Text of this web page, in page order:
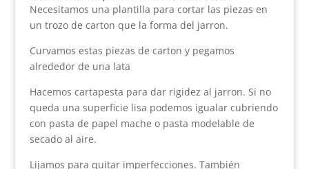
Necesitamos una plantilla para cortar las piezas en
un trozo de carton que la forma del jarron.
Curvamos estas piezas de carton y pegamos
alrededor de una lata
Hacemos cartapesta para dar rigidez al jarron. Si no
queda una superficie lisa podemos igualar cubriendo
con pasta de papel mache o pasta modelable de
secado al aire.
Lijamos para quitar imperfecciones. También